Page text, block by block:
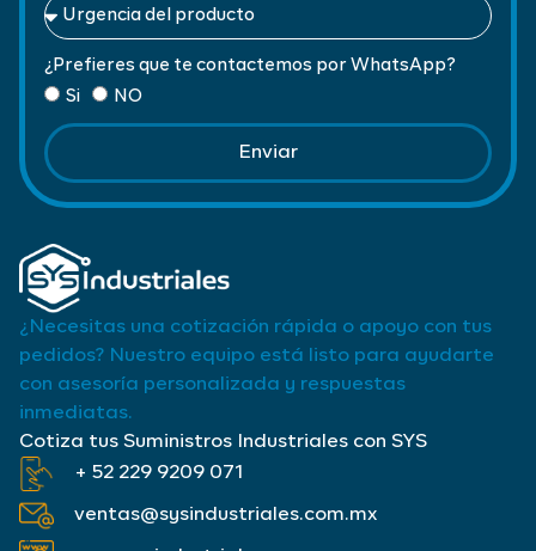
¿Necesitas una cotización rápida o apoyo con tus
pedidos? Nuestro equipo está listo para ayudarte
con asesoría personalizada y respuestas
inmediatas.
Cotiza tus Suministros Industriales con SYS
+ 52 229 9209 071
ventas@sysindustriales.com.mx
¿Prefieres que te contactemos por WhatsApp?
Si
NO
Enviar